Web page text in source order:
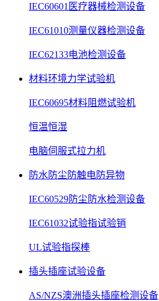
IEC60601医疗器械检测设备
IEC61010测量仪器检测设备
IEC62133电池检测设备
材料环境力学试验机
IEC60695材料阻燃试验机
恒温恒湿
电脑伺服式拉力机
防水防尘防触电防异物
IEC60529防尘防水检测设备
IEC61032试验指试验销
UL试验指探棒
插头插座试验设备
AS/NZS澳洲插头插座检测设备